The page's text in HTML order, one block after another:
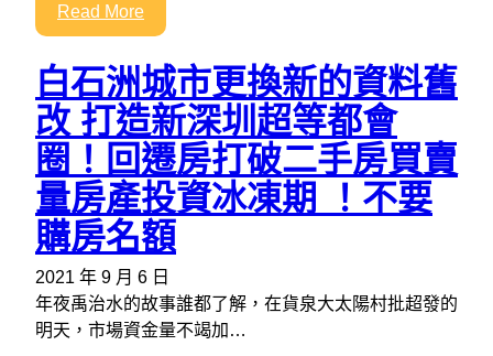
Read More
白石洲城市更換新的資料舊
改 打造新深圳超等都會
圈！回遷房打破二手房買賣
量房產投資冰凍期 ！不要
購房名額
2021 年 9 月 6 日
年夜禹治水的故事誰都了解，在貨泉大太陽村批超發的
明天，市場資金量不竭加…